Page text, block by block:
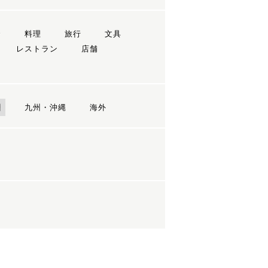
料理 旅行
文具
レストラン
店舗
九州・沖縄 海外